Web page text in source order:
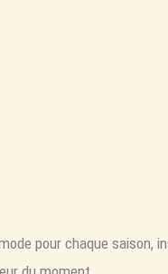
pour chaque saison,